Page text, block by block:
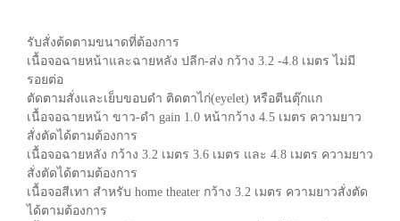
รับสั่งต้ดตามขนาดที่ต้องการ
เนื้อจอฉายหน้าและฉายหลัง ปลีก-ส่ง กว้าง 3.2 -4.8 เมตร ไม่มี
รอยต่อ
ตัดตามสั่งและเย็บขอบดำ ติดตาไก่(eyelet) หรือตีนตุ๊กแก
เนื้อจอฉายหน้า ขาว-ดำ gain 1.0 หน้ากว้าง 4.5 เมตร ความยาว
สั่งตัดได้ตามต้องการ
เนื้อจอฉายหลัง กว้าง 3.2 เมตร 3.6 เมตร และ 4.8 เมตร ความยาว
สั่งตัดได้ตามต้องการ
เนื้อจอสีเทา สำหรับ home theater กว้าง 3.2 เมตร ความยาวสั่งตัด
ได้ตามต้องการ